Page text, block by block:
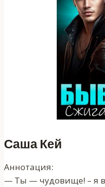
Саша Кей
Аннотация:
— Ты — чудовище! – я в